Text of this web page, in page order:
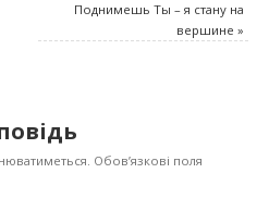
Поднимешь Ты – я стану на
вершине»
Обов’язкові поля